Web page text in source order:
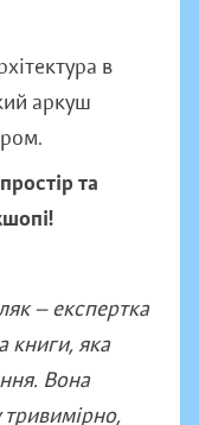
в
аркуш
та
— експертка
книги, яка
Вона
тривимірно,